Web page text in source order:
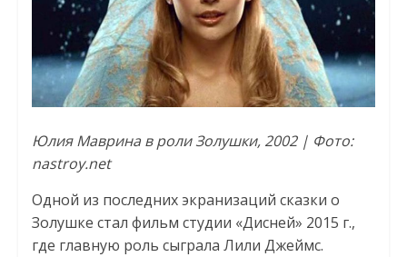
Юлия Маврина в роли Золушки, 2002 | Фото:
nastroy.net
Одной из последних экранизаций сказки о
Золушке стал фильм студии «Дисней» 2015 г.,
где главную роль сыграла Лили Джеймс.